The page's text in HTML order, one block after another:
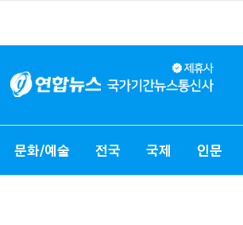
문화/예술 전국 국제 인문